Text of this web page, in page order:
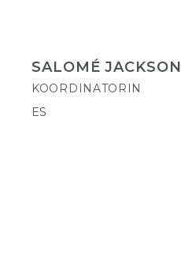
SALOMÉ JACKSON
KOORDINATORIN
ES